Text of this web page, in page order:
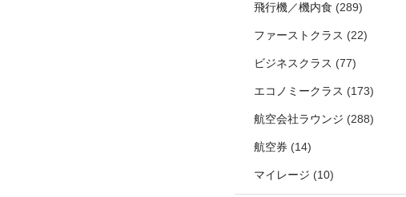
飛行機／機内食 (289)
ファーストクラス (22)
ビジネスクラス (77)
エコノミークラス (173)
航空会社ラウンジ (288)
航空券 (14)
マイレージ (10)